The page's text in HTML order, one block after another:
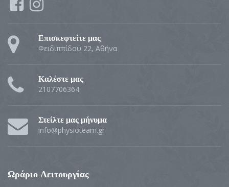
Επισκεφτείτε μας
Φειδιππίδου 22, Αθήνα
Καλέστε μας
2107706364
Στείλτε μας μήνυμα
info@physioteam.gr
Ωράριο Λειτουργίας